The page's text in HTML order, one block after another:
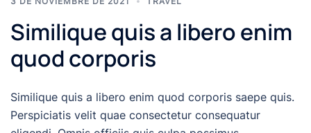
Similique quis a libero enim
quod corporis
Similique quis a libero enim quod corporis saepe quis.
Perspiciatis velit quae consectetur consequatur